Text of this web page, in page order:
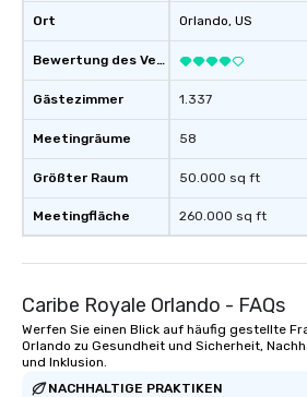
Ort
Bewertung des Veranstaltungsortes
Gästezimmer
Meetingräume
Größter Raum
Meetingfläche
Orlando, US
1.337
58
50.000 sq ft
260.000 sq ft
Caribe Royale Orlando - FAQs
Werfen Sie einen Blick auf häufig gestellte
Orlando zu Gesundheit und Sicherheit,
und Inklusion.
NACHHALTIGE PRAKTIKEN